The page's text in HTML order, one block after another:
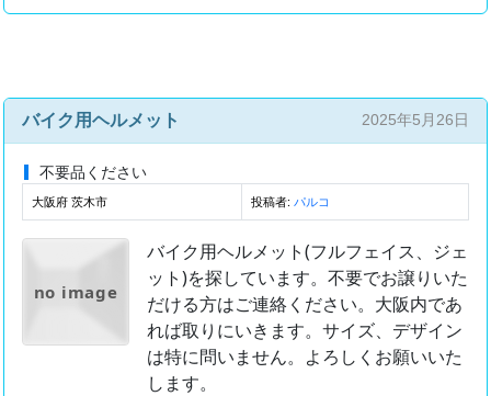
バイク用ヘルメット 2025年5月26日
不要品ください
大阪府 茨木市 投稿者: パルコ
no image
バイク用ヘルメット(フルフェイス、ジェ
ット)を探しています。不要でお譲りいた
だける方はご連絡ください。大阪内であ
れば取りにいきます。サイズ、デザイン
は特に問いません。よろしくお願いいた
します。